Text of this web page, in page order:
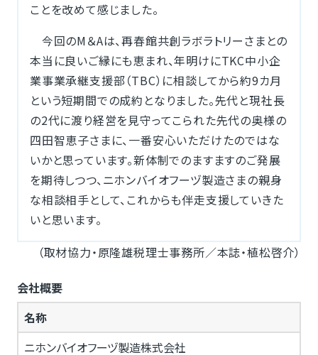
ことを改めて感じました。
今回のM＆Aは、再春館共創ラボラトリーさまとの
本当に良いご縁にも恵まれ、年明けにTKC中小企
業事業承継支援部（TBC）に相談してから約9カ月
という短期間での成約となりました。先代と現社長
の2代に渡り経営を見守ってこられた先代の奥様の
四田智恵子さまに、一番安心いただけたのではな
いかと思っています。新体制でのますますのご発展
を期待しつつ、ニホンバイオフーヅ製造さまの親身
な相談相手として、これからも伴走支援していきた
いと思います。
（取材協力・原隆雄税理士事務所／本誌・植松啓介）
会社概要
名称
ニホンバイオフーヅ製造株式会社